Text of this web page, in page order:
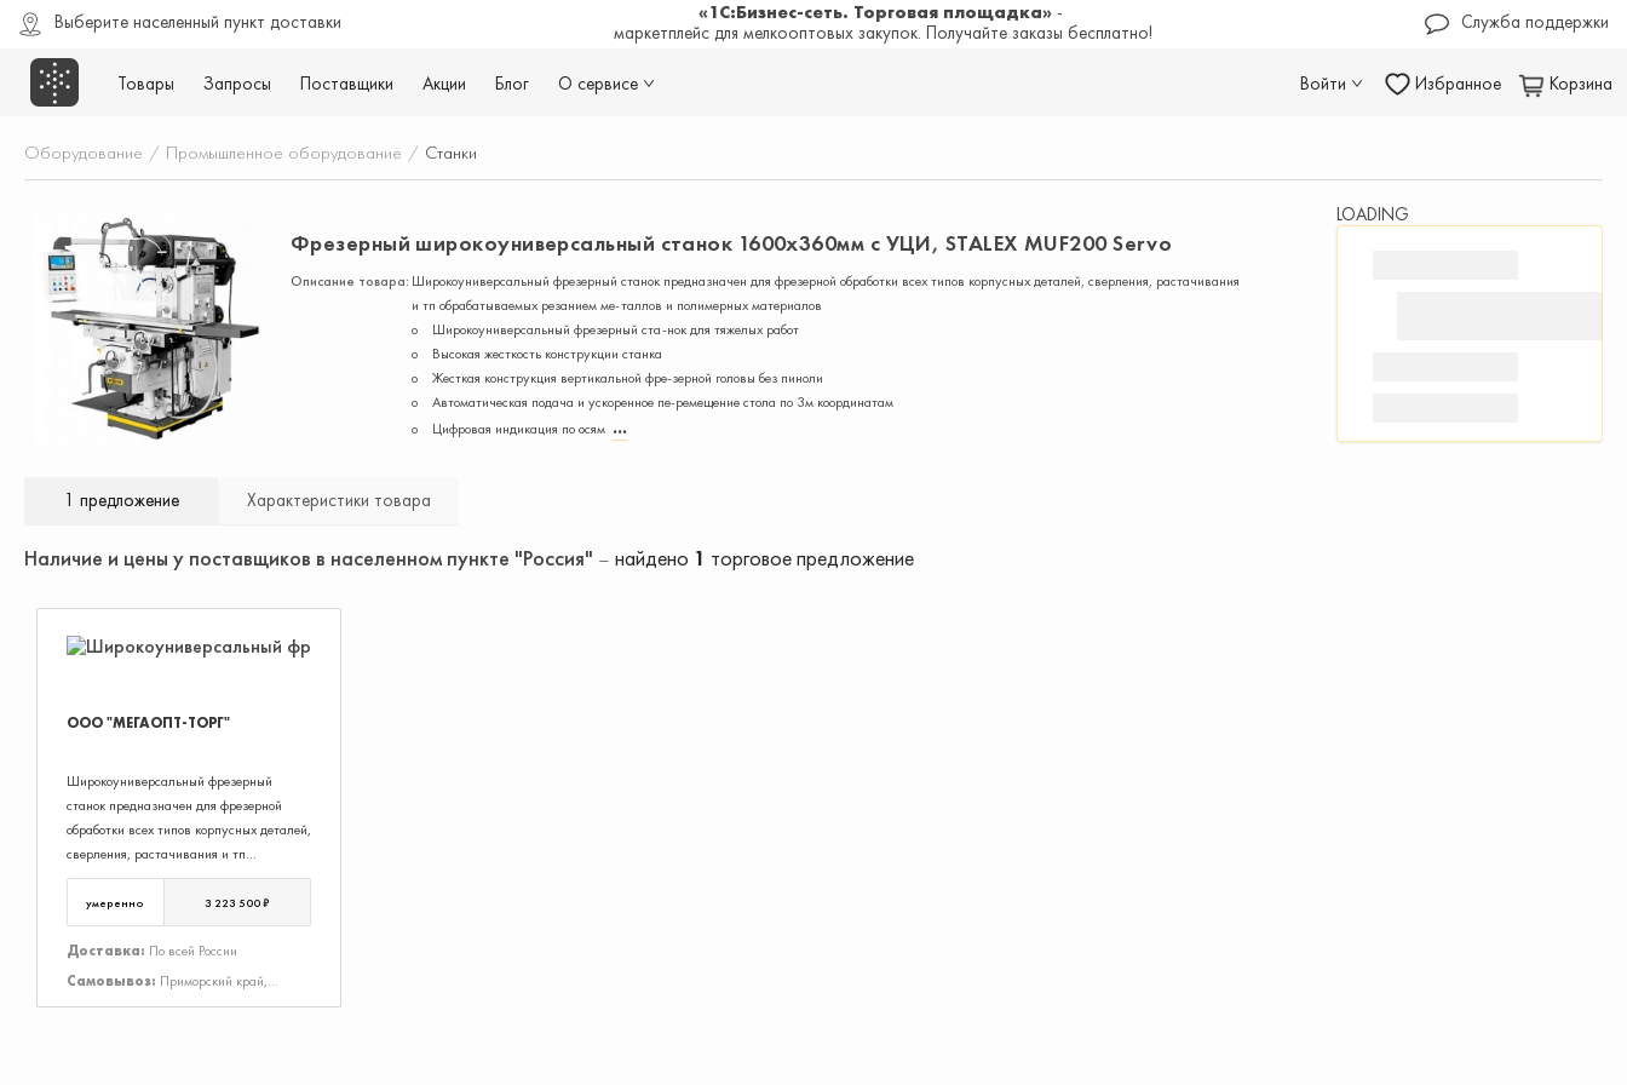
Выберите населенный пункт доставки «1С:Бизнес-сеть. Торговая площадка» -
маркетплейс для мелкооптовых закупок. Получайте заказы бесплатно!
Служба поддержки
Товары Запросы Поставщики Акции Блог О сервисе Войти Избранное Корзина
Оборудование / Промышленное оборудование / Станки
Фрезерный широкоуниверсальный станок 1600х360мм с УЦИ, STALEX MUF200 Servo
Описание товара: Широкоуниверсальный фрезерный станок предназначен для фрезерной обработки всех типов корпусных деталей, сверления, растачивания
и тп обрабатываемых резанием ме-таллов и полимерных материалов
o Широкоуниверсальный фрезерный ста-нок для тяжелых работ
o Высокая жесткость конструкции станка
o Жесткая конструкция вертикальной фре-зерной головы без пиноли
o Автоматическая подача и ускоренное пе-ремещение стола по 3м координатам
o Цифровая индикация по осям
1 предложение Характеристики товара
Наличие и цены у поставщиков в населенном пункте "Россия" найдено 1 торговое предложение
ООО "МЕГАОПТ-ТОРГ"
Широкоуниверсальный фрезерный
станок предназначен для фрезерной
обработки всех типов корпусных деталей,
сверления, растачивания и тп
обрабатываемых резанием ме-таллов и
полимерных материалов
o Широкоуниверсальный фрезерный
ста-нок для тяжелых работ
o Высокая жесткость конструкции
умеренно 3 223 500 ₽
Доставка: По всей России
Самовывоз: Приморский край,
Владивосток г, Снеговая ул, Дом 4
LOADING